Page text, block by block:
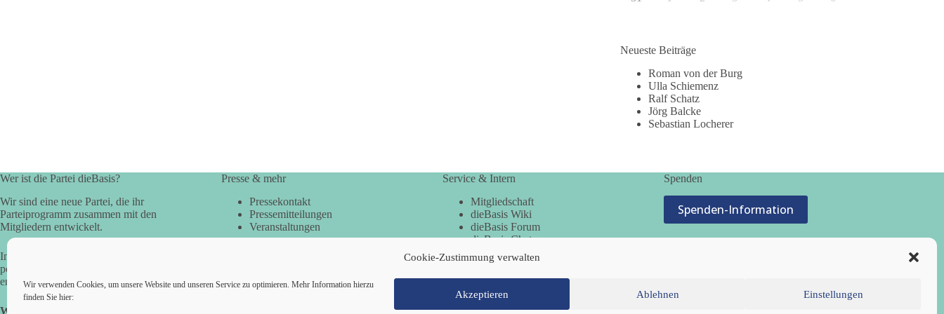
Cookie-Zustimmung verwalten
Wir verwenden Cookies, um unsere Website und unseren Service zu optimieren. Mehr Information hierzu
finden Sie hier:
Akzeptieren Ablehnen Einstellungen
Neueste Beiträge
Roman von der Burg
Ulla Schiemenz
Ralf Schatz
Jörg Balcke
Sebastian Locherer
Wer ist die Partei dieBasis?
Wir sind eine neue Partei, die ihr
Parteiprogramm zusammen mit den
Mitgliedern entwickelt.
In der Basisdemokratie werden die
politischen Fragen direkt vom Volk
entschieden.
Wir alle sind die Basis!
Presse & mehr
Pressekontakt
Pressemitteilungen
Veranstaltungen
Service & Intern
Mitgliedschaft
dieBasis Wiki
dieBasis Forum
dieBasis Chat
dieBasis Merchandising
Cookie-Zustimmung
Spenden
Spenden-Information